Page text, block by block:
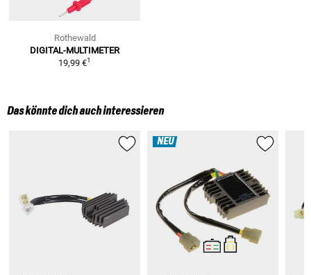
Rothewald
DIGITAL-MULTIMETER
19,99 €1
Das könnte dich auch interessieren
NEU